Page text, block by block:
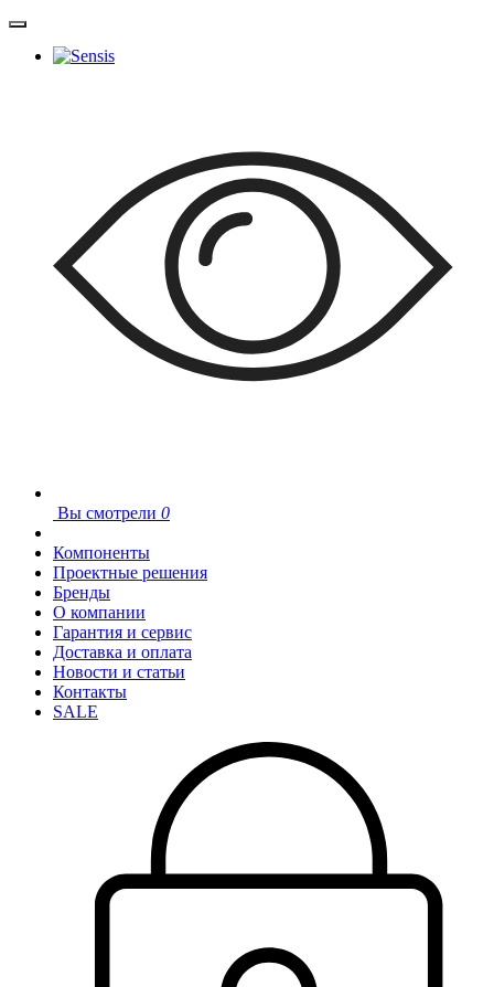
Вы смотрели 0
Компоненты
Проектные решения
Бренды
О компании
Гарантия и сервис
Доставка и оплата
Новости и статьи
Контакты
SALE